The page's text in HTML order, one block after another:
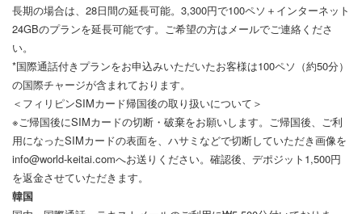
長期の場合は、28日間の延長可能。3,300円で100ペソ＋インターネット
24GBのプランを延長可能です。ご希望の方はメールでご連絡くださ
い。
*国際通話付きプランをお申込みいただいたお客様は100ペソ（約50分）
の国際チャージが含まれております。
＜フィリピンSIMカード帰国後の取り扱いについて＞
※ご帰国後にSIMカードの切断・破棄をお願いします。ご帰国後、ご利
用になったSIMカードの表面を、ハサミなどで切断していただき画像を
info@world-keitai.comへお送りください。確認後、デポジット1,500円
を返金させていただきます。
韓国